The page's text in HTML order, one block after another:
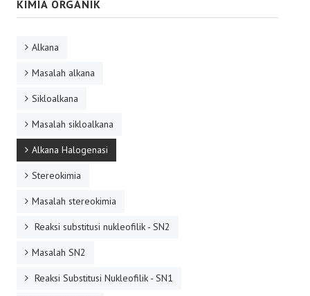
KIMIA ORGANIK
Alkana
Masalah alkana
Sikloalkana
Masalah sikloalkana
Alkana Halogenasi
Stereokimia
Masalah stereokimia
Reaksi substitusi nukleofilik - SN2
Masalah SN2
Reaksi Substitusi Nukleofilik - SN1